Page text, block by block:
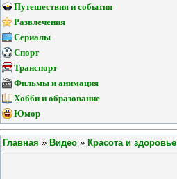
Путешествия и события
Развлечения
Сериалы
Спорт
Транспорт
Фильмы и анимация
Хобби и образование
Юмор
Главная » Видео » Красота и здоровье